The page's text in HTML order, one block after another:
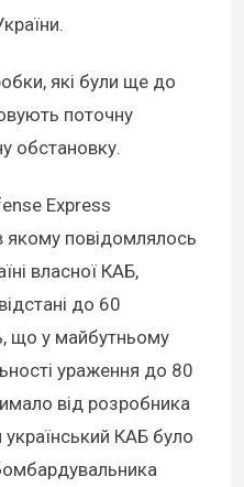
які були ще до
поточну
обстановку.
Express
якому повідомлялось
власної КАБ,
до 60
що у майбутньому
ураження до 80
від розробника
КАБ було